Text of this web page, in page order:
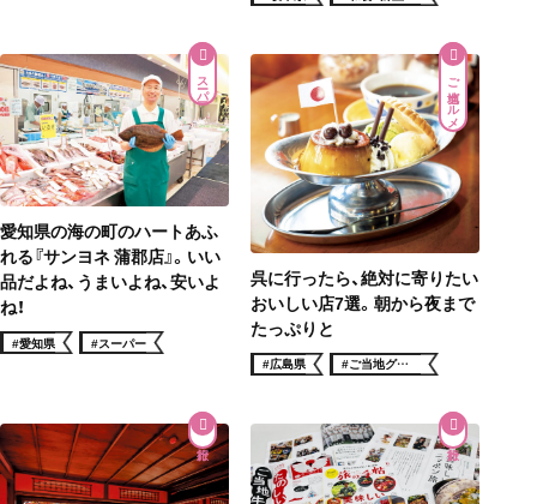
理
スーパー
愛知県の海の町のハートあふ
れる『サンヨネ 蒲郡店』。いい
品だよね、うまいよね、安いよ
ね！
#愛知県 #スーパー
ご当地グルメ
呉に行ったら、絶対に寄りたい
おいしい店7選。朝から夜まで
たっぷりと
#広島県 #ご当地グル
メ